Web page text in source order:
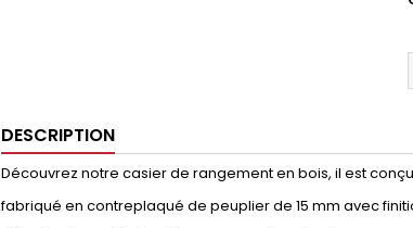
DESCRIPTION
Découvrez notre casier de rangement en bois, il est
fabriqué en contreplaqué de peuplier de 15 mm avec